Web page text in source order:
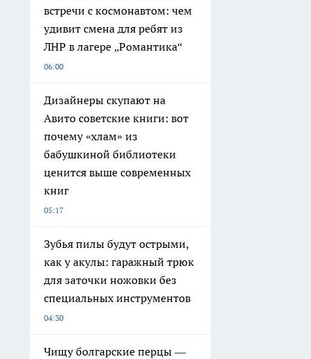
встречи с космонавтом: чем
удивит смена для ребят из
ЛНР в лагере „Романтика“
06:00
Дизайнеры скупают на
Авито советские книги: вот
почему «хлам» из
бабушкиной библиотеки
ценится выше современных
книг
05:17
Зубья пилы будут острыми,
как у акулы: гаражный трюк
для заточки ножовки без
специальных инструментов
04:30
Чищу болгарские перцы —